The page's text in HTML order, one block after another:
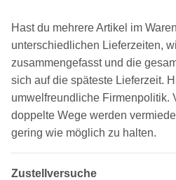
Hast du mehrere Artikel im
unterschiedlichen Lieferzeiten,
zusammengefasst und die
sich auf die späteste Lieferzeit.
umwelfreundliche Firmenpolitik.
doppelte Wege werden
gering wie möglich zu halten.
Zustellversuche